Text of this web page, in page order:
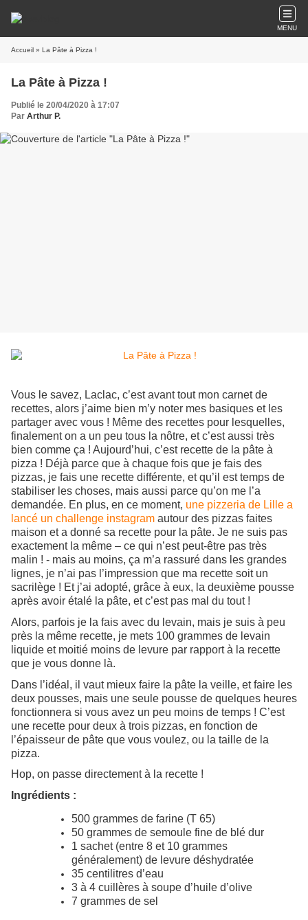
MENU
Accueil » La Pâte à Pizza !
La Pâte à Pizza !
Publié le 20/04/2020 à 17:07
Par Arthur P.
Vous le savez, Laclac, c’est avant tout mon carnet de
recettes, alors j’aime bien m’y noter mes basiques et les
partager avec vous ! Même des recettes pour lesquelles,
finalement on a un peu tous la nôtre, et c’est aussi très
bien comme ça ! Aujourd’hui, c’est recette de la pâte à
pizza ! Déjà parce que à chaque fois que je fais des
pizzas, je fais une recette différente, et qu’il est temps de
stabiliser les choses, mais aussi parce qu’on me l’a
demandée. En plus, en ce moment, une pizzeria de Lille a
lancé un challenge instagram autour des pizzas faites
maison et a donné sa recette pour la pâte. Je ne suis pas
exactement la même – ce qui n’est peut-être pas très
malin ! - mais au moins, ça m’a rassuré dans les grandes
lignes, je n’ai pas l’impression que ma recette soit un
sacrilège ! Et j’ai adopté, grâce à eux, la deuxième pousse
après avoir étalé la pâte, et c’est pas mal du tout !
Alors, parfois je la fais avec du levain, mais je suis à peu
près la même recette, je mets 100 grammes de levain
liquide et moitié moins de levure par rapport à la recette
que je vous donne là.
Dans l’idéal, il vaut mieux faire la pâte la veille, et faire les
deux pousses, mais une seule pousse de quelques heures
fonctionnera si vous avez un peu moins de temps ! C’est
une recette pour deux à trois pizzas, en fonction de
l’épaisseur de pâte que vous voulez, ou la taille de la
pizza.
Hop, on passe directement à la recette !
Ingrédients :
500 grammes de farine (T 65)
50 grammes de semoule fine de blé dur
1 sachet (entre 8 et 10 grammes
généralement) de levure déshydratée
35 centilitres d’eau
3 à 4 cuillères à soupe d’huile d’olive
7 grammes de sel